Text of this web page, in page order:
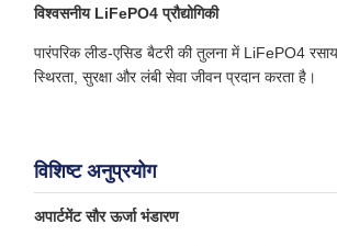
विश्वसनीय LiFePO4 प्रौद्योगिकी
पारंपरिक लीड-एसिड बैटरी की तुलना में LiFePO4
स्थिरता, सुरक्षा और लंबी सेवा जीवन प्रदान करता है।
विशिष्ट अनुप्रयोग
अपार्टमेंट सौर ऊर्जा भंडारण